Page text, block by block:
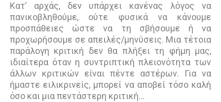
Κατ’ αρχάς, δεν υπάρχει κανένας λόγος να
πανικοβληθούμε, ούτε φυσικά να κάνουμε
προσπάθειες ώστε να τη σβήσουμε ή να
προχωρήσουμε σε απειλές/μηνύσεις. Μια τέτοια
παράλογη κριτική δεν θα πλήξει τη φήμη μας,
ιδιαίτερα όταν η συντριπτική πλειονότητα των
άλλων κριτικών είναι πέντε αστέρων. Για να
ήμαστε ειλικρινείς, μπορεί να αποβεί τόσο καλή
όσο και μια πεντάστερη κριτική...